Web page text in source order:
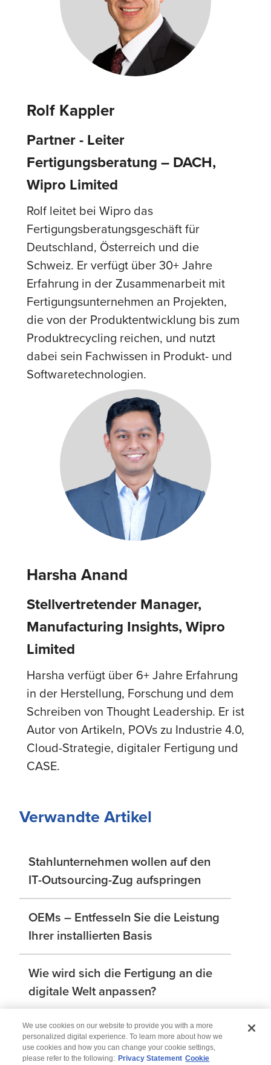
Rolf Kappler
Partner - Leiter
Fertigungsberatung – DACH,
Wipro Limited
Rolf leitet bei Wipro das
Fertigungsberatungsgeschäft für
Deutschland, Österreich und die
Schweiz. Er verfügt über 30+ Jahre
Erfahrung in der Zusammenarbeit mit
Fertigungsunternehmen an Projekten,
die von der Produktentwicklung bis zum
Produktrecycling reichen, und nutzt
dabei sein Fachwissen in Produkt- und
Softwaretechnologien.
Harsha Anand
Stellvertretender Manager,
Manufacturing Insights, Wipro
Limited
Harsha verfügt über 6+ Jahre Erfahrung
in der Herstellung, Forschung und dem
Schreiben von Thought Leadership. Er ist
Autor von Artikeln, POVs zu Industrie 4.0,
Cloud-Strategie, digitaler Fertigung und
CASE.
Verwandte Artikel
Stahlunternehmen wollen auf den
IT-Outsourcing-Zug aufspringen
OEMs – Entfesseln Sie die Leistung
Ihrer installierten Basis
Wie wird sich die Fertigung an die
digitale Welt anpassen?
We use cookies on our website to provide you with a more
personalized digital experience. To learn more about how we
use cookies and how you can change your cookie settings,
please refer to the following: Privacy Statement Cookie